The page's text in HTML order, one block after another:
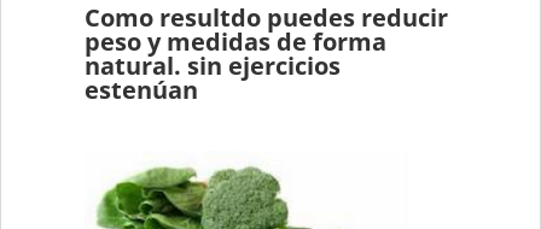
Como resultdo puedes reducir
peso y medidas de forma
natural. sin ejercicios
estenúan